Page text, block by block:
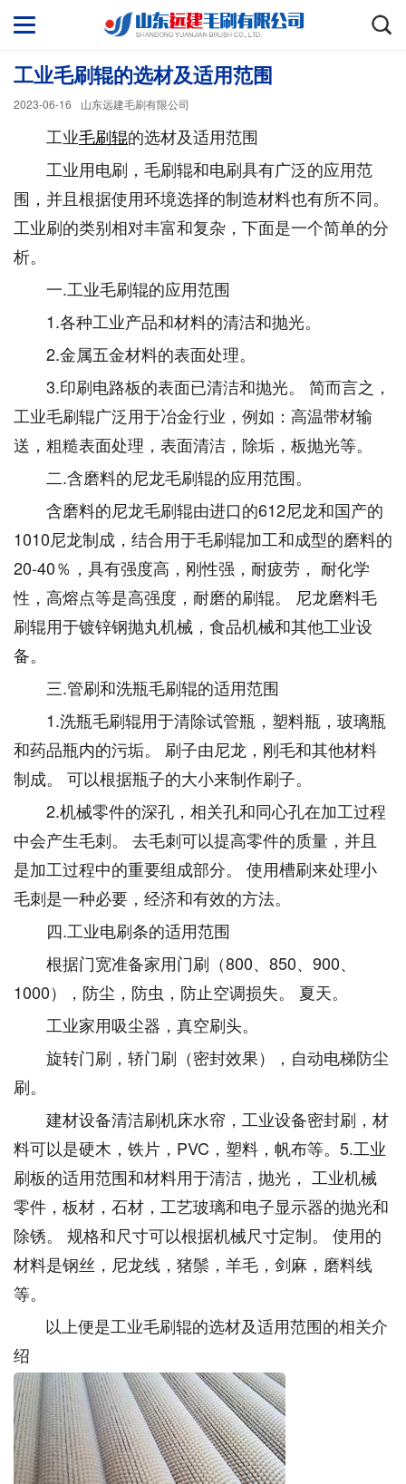
工业毛刷辊的选材及适用范围
2023-06-16 山东远建毛刷有限公司
工业毛刷辊的选材及适用范围
工业用电刷，毛刷辊和电刷具有广泛的应用范
围，并且根据使用环境选择的制造材料也有所不同。
工业刷的类别相对丰富和复杂，下面是一个简单的分
析。
一.工业毛刷辊的应用范围
1.各种工业产品和材料的清洁和抛光。
2.金属五金材料的表面处理。
3.印刷电路板的表面已清洁和抛光。 简而言之，
工业毛刷辊广泛用于冶金行业，例如：高温带材输
送，粗糙表面处理，表面清洁，除垢，板抛光等。
二.含磨料的尼龙毛刷辊的应用范围。
含磨料的尼龙毛刷辊由进口的612尼龙和国产的
1010尼龙制成，结合用于毛刷辊加工和成型的磨料的
20-40％，具有强度高，刚性强，耐疲劳， 耐化学
性，高熔点等是高强度，耐磨的刷辊。 尼龙磨料毛
刷辊用于镀锌钢抛丸机械，食品机械和其他工业设
备。
三.管刷和洗瓶毛刷辊的适用范围
1.洗瓶毛刷辊用于清除试管瓶，塑料瓶，玻璃瓶
和药品瓶内的污垢。 刷子由尼龙，刚毛和其他材料
制成。 可以根据瓶子的大小来制作刷子。
2.机械零件的深孔，相关孔和同心孔在加工过程
中会产生毛刺。 去毛刺可以提高零件的质量，并且
是加工过程中的重要组成部分。 使用槽刷来处理小
毛刺是一种必要，经济和有效的方法。
四.工业电刷条的适用范围
根据门宽准备家用门刷（800、850、900、
1000），防尘，防虫，防止空调损失。 夏天。
工业家用吸尘器，真空刷头。
旋转门刷，轿门刷（密封效果），自动电梯防尘
刷。
建材设备清洁刷机床水帘，工业设备密封刷，材
料可以是硬木，铁片，PVC，塑料，帆布等。5.工业
刷板的适用范围和材料用于清洁，抛光， 工业机械
零件，板材，石材，工艺玻璃和电子显示器的抛光和
除锈。 规格和尺寸可以根据机械尺寸定制。 使用的
材料是钢丝，尼龙线，猪鬃，羊毛，剑麻，磨料线
等。
以上便是工业毛刷辊的选材及适用范围的相关介
绍